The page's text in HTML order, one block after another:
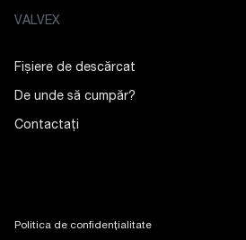
VALVEX
Fișiere de descărcat
De unde să cumpăr?
Contactaţi
Politica de confidențialitate